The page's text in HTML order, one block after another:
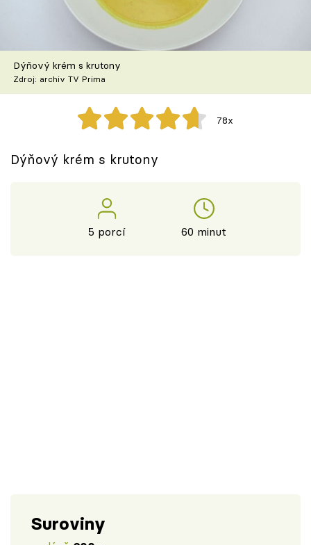
Škola vaření
Recepty z TV
Speciál: Cuketa
Těhotnej kuchař
Sledujte prima+
Dýňový krém s krutony
Zdroj: archiv TV Prima
78x
Dýňový krém s krutony
5 porcí 60 minut
Suroviny